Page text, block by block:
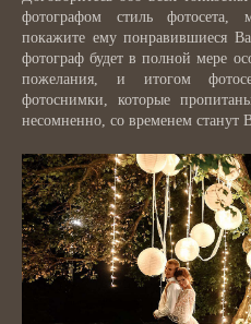
фотографом стиль фотосета,
покажите ему понравившиеся
фотограф будет в полной мере
пожелания, и итогом
фотоснимки, которые
несомненно, со временем станут